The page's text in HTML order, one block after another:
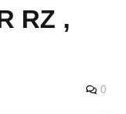
RZ ,
0